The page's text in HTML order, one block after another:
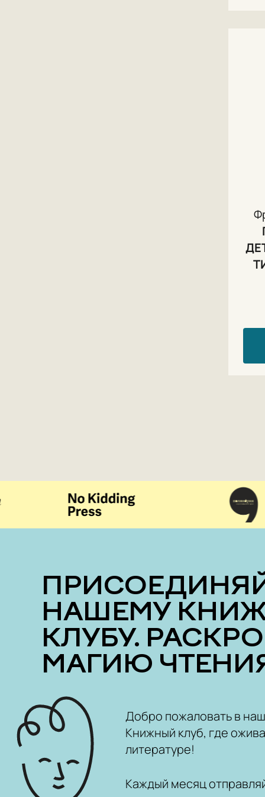
ПРИСОЕДИНЯЙТЕСЬ К
НАШЕМУ
КЛУБУ.
МАГИЮ
Добро пожаловать в
Книжный клуб, где
литературе!
Каждый месяц